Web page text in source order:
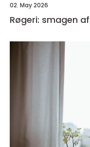
02. May 2026
Røgeri: smagen